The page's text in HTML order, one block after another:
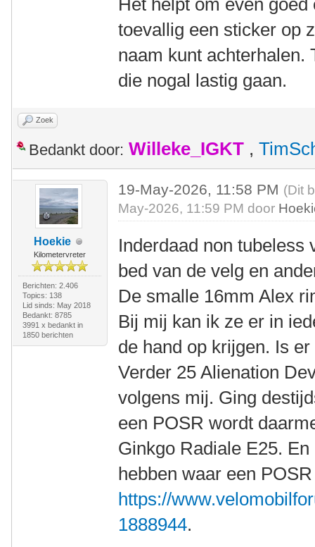
Het helpt om even
toevallig een sticker op
naam kunt achterhalen.
die nogal lastig gaan.
Zoek
Bedankt door: Willeke_IGKT ,
Hoekie
Kilometervreter
Berichten: 2.406
Topics: 138
Lid sinds: May 2018
Bedankt: 8785
3991 x bedankt in
1850 berichten
19-May-2026, 11:58 PM (Dit
May-2026, 11:59 PM door
Inderdaad non tubeless
bed van de velg en
De smalle 16mm Alex
Bij mij kan ik ze er in
de hand op krijgen. Is
Verder 25 Alienation
volgens mij. Ging
een POSR wordt
Ginkgo Radiale E25.
hebben waar een
https://
1888944.